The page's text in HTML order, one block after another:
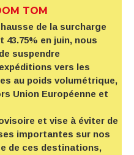
TOM
de la surcharge
en juin, nous
suspendre
vers les
au poids volumétrique,
Union Européenne et
et vise à éviter de
importantes sur nos
de ces destinations,